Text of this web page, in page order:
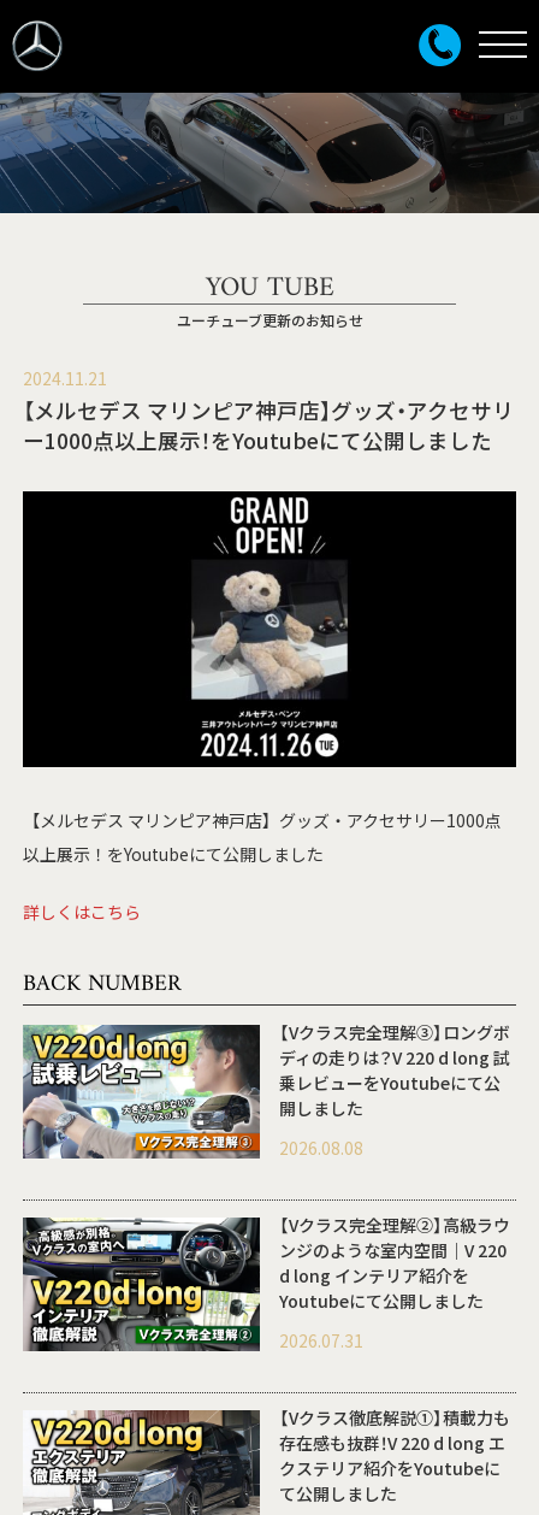
YOU TUBE
ユーチューブ更新のお知らせ
2024.11.21
【メルセデス マリンピア神戸店】グッズ・アクセサリ
ー1000点以上展示！をYoutubeにて公開しました
【メルセデス マリンピア神戸店】グッズ・アクセサリー1000点
以上展示！をYoutubeにて公開しました
詳しくはこちら
BACK NUMBER
【Vクラス完全理解③】ロングボ
ディの走りは？V 220 d long 試
乗レビューをYoutubeにて公
開しました
2026.08.08
【Vクラス完全理解②】高級ラウ
ンジのような室内空間｜V 220
d long インテリア紹介を
Youtubeにて公開しました
2026.07.31
【Vクラス徹底解説①】積載力も
存在感も抜群！V 220 d long エ
クステリア紹介をYoutubeに
て公開しました